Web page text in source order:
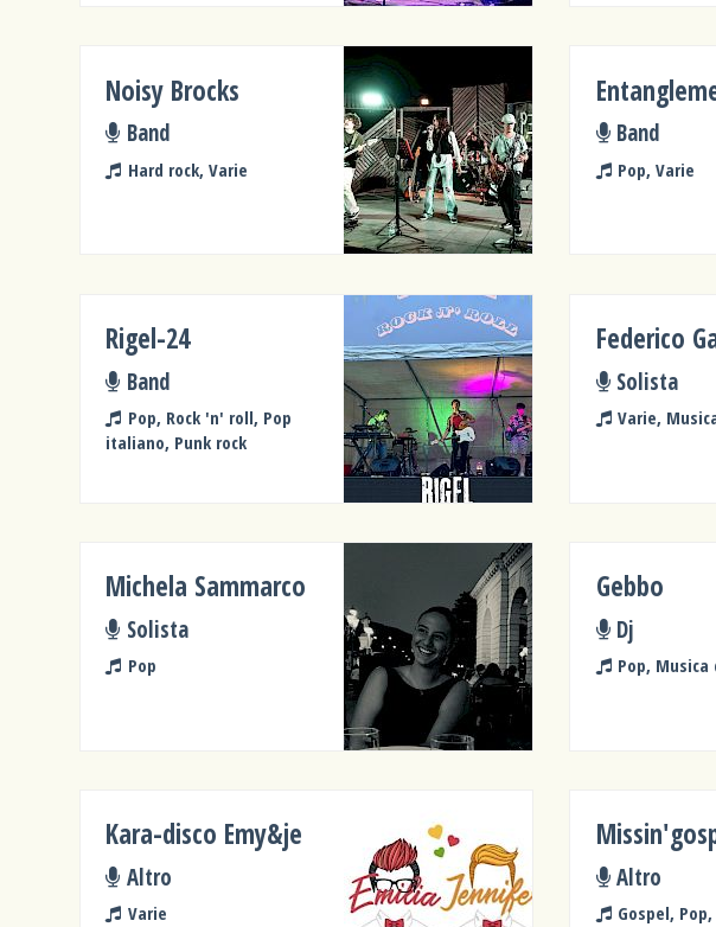
Noisy Brocks
Band
Hard rock, Varie
Band
Pop, Varie
Rigel-24
Band
Pop, Rock 'n' roll, Pop
italiano, Punk rock
Federico
Solista
Varie,
Michela Sammarco
Solista
Pop
Gebbo
Dj
Pop, Musica
Kara-disco Emy&je
Altro
Varie
Altro
Gospel,